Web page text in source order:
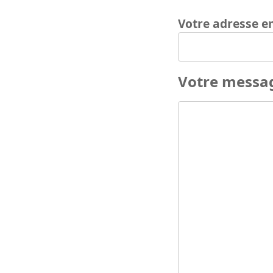
Votre adresse
Votre